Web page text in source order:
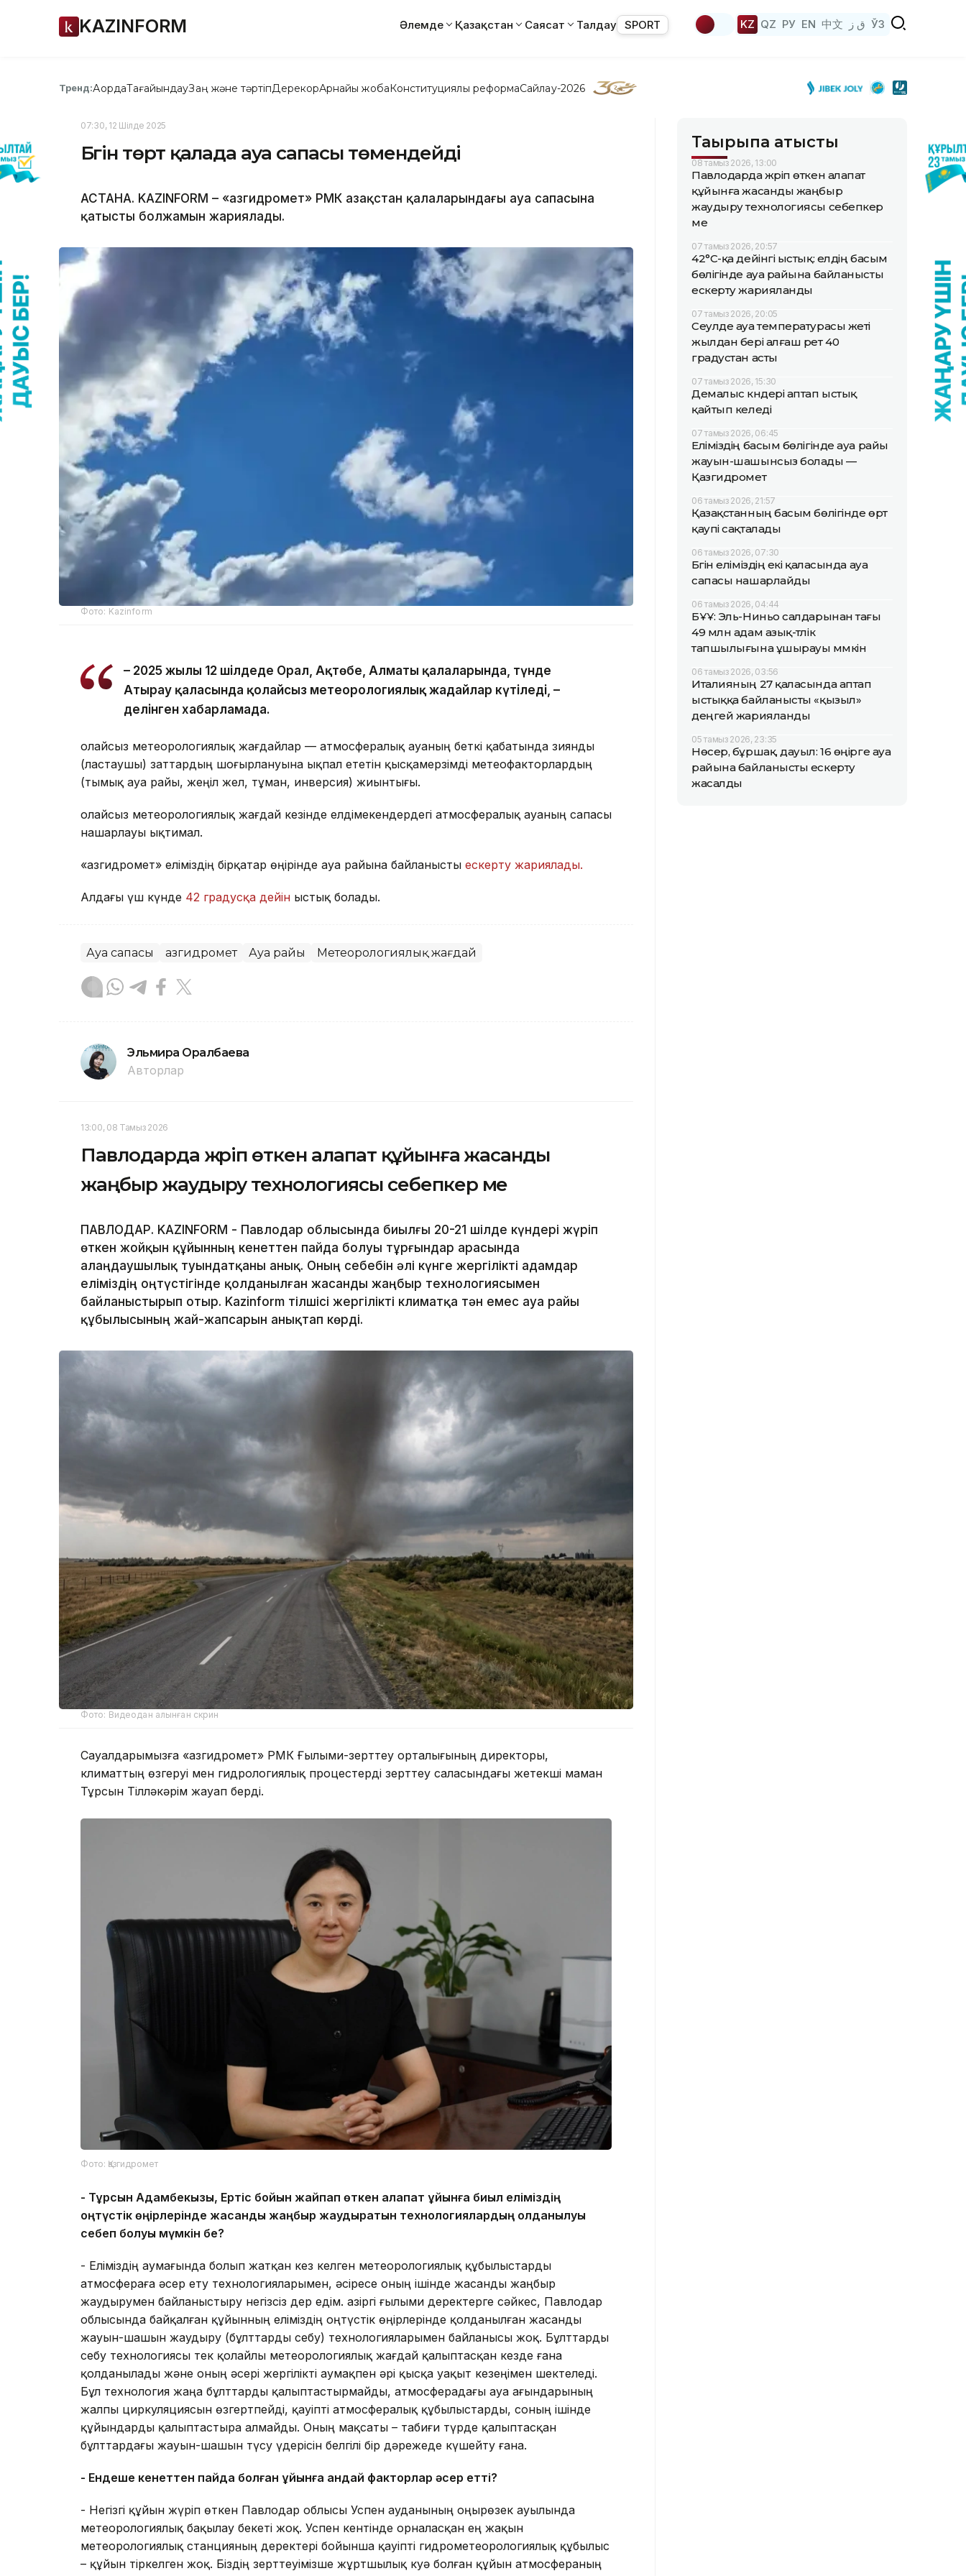
KAZINFORM Әлемде Қазақстан Саясат Талдау SPORT KZ QZ РУ EN 中文 ق ز ЎЗ
Тренд:АқордаТағайындауЗаң және тәртіпДерекқорАрнайы жобаКонституциялық реформаСайлау-2026
07:30, 12 Шілде 2025
Бүгін төрт қалада ауа сапасы төмендейді
АСТАНА. KAZINFORM – «Қазгидромет» РМК Қазақстан қалаларындағы ауа сапасына
қатысты болжамын жариялады.
Фото: Kazinform
– 2025 жылғы 12 шілдеде Орал, Ақтөбе, Алматы қалаларында, түнде
Атырау қаласында қолайсыз метеорологиялық жағдайлар күтіледі, –
делінген хабарламада.
Қолайсыз метеорологиялық жағдайлар — атмосфералық ауаның беткі қабатында зиянды
(ластаушы) заттардың шоғырлануына ықпал ететін қысқамерзімді метеофакторлардың
(тымық ауа райы, жеңіл жел, тұман, инверсия) жиынтығы.
Қолайсыз метеорологиялық жағдай кезінде елдімекендердегі атмосфералық ауаның сапасы
нашарлауы ықтимал.
«Қазгидромет» еліміздің бірқатар өңірінде ауа райына байланысты ескерту жариялады.
Алдағы үш күнде 42 градусқа дейін ыстық болады.
Ауа сапасы Қазгидромет Ауа райы Метеорологиялық жағдай
Эльмира Оралбаева
Авторлар
13:00, 08 Тамыз 2026
Павлодарда жүріп өткен алапат құйынға жасанды
жаңбыр жаудыру технологиясы себепкер ме
ПАВЛОДАР. KAZINFORM - Павлодар облысында биылғы 20-21 шілде күндері жүріп
өткен жойқын құйынның кенеттен пайда болуы тұрғындар арасында
алаңдаушылық туындатқаны анық. Оның себебін әлі күнге жергілікті адамдар
еліміздің оңтүстігінде қолданылған жасанды жаңбыр технологиясымен
байланыстырып отыр. Kazinform тілшісі жергілікті климатқа тән емес ауа райы
құбылысының жай-жапсарын анықтап көрді.
Фото: Видеодан алынған скрин
Сауалдарымызға «Қазгидромет» РМК Ғылыми-зерттеу орталығының директоры,
климаттың өзгеруі мен гидрологиялық процестерді зерттеу саласындағы жетекші маман
Тұрсын Тілләкәрім жауап берді.
Фото: Қазгидромет
- Тұрсын Адамбекқызы, Ертіс бойын жайпап өткен алапат құйынға биыл еліміздің
оңтүстік өңірлерінде жасанды жаңбыр жаудыратын технологиялардың қолданылуы
себеп болуы мүмкін бе?
- Еліміздің аумағында болып жатқан кез келген метеорологиялық құбылыстарды
атмосфераға әсер ету технологияларымен, әсіресе оның ішінде жасанды жаңбыр
жаудырумен байланыстыру негізсіз дер едім. Қазіргі ғылыми деректерге сәйкес, Павлодар
облысында байқалған құйынның еліміздің оңтүстік өңірлерінде қолданылған жасанды
жауын-шашын жаудыру (бұлттарды себу) технологияларымен байланысы жоқ. Бұлттарды
себу технологиясы тек қолайлы метеорологиялық жағдай қалыптасқан кезде ғана
қолданылады және оның әсері жергілікті аумақпен әрі қысқа уақыт кезеңімен шектеледі.
Бұл технология жаңа бұлттарды қалыптастырмайды, атмосферадағы ауа ағындарының
жалпы циркуляциясын өзгертпейді, қауіпті атмосфералық құбылыстарды, соның ішінде
құйындарды қалыптастыра алмайды. Оның мақсаты – табиғи түрде қалыптасқан
бұлттардағы жауын-шашын түсу үдерісін белгілі бір дәрежеде күшейту ғана.
- Ендеше кенеттен пайда болған құйынға қандай факторлар әсер етті?
- Негізгі құйын жүріп өткен Павлодар облысы Успен ауданының Қоңырөзек ауылында
метеорологиялық бақылау бекеті жоқ. Успен кентінде орналасқан ең жақын
метеорологиялық станцияның деректері бойынша қауіпті гидрометеорологиялық құбылыс
– құйын тіркелген жоқ. Біздің зерттеуімізше жұртшылық куә болған құйын атмосфераның
Тақырыпқа қатысты
08 тамыз 2026, 13:00
Павлодарда жүріп өткен алапат
құйынға жасанды жаңбыр
жаудыру технологиясы себепкер
ме
07 тамыз 2026, 20:57
42°C-қа дейінгі ыстық: елдің басым
бөлігінде ауа райына байланысты
ескерту жарияланды
07 тамыз 2026, 20:05
Сеулде ауа температурасы жеті
жылдан бері алғаш рет 40
градустан асты
07 тамыз 2026, 15:30
Демалыс күндері аптап ыстық
қайтып келеді
07 тамыз 2026, 06:45
Еліміздің басым бөлігінде ауа райы
жауын-шашынсыз болады —
Қазгидромет
06 тамыз 2026, 21:57
Қазақстанның басым бөлігінде өрт
қаупі сақталады
06 тамыз 2026, 07:30
Бүгін еліміздің екі қаласында ауа
сапасы нашарлайды
06 тамыз 2026, 04:44
БҰҰ: Эль-Ниньо салдарынан тағы
49 млн адам азық-түлік
тапшылығына ұшырауы мүмкін
06 тамыз 2026, 03:56
Италияның 27 қаласында аптап
ыстыққа байланысты «қызыл»
деңгей жарияланды
05 тамыз 2026, 23:35
Нөсер, бұршақ, дауыл: 16 өңірге ауа
райына байланысты ескерту
жасалды